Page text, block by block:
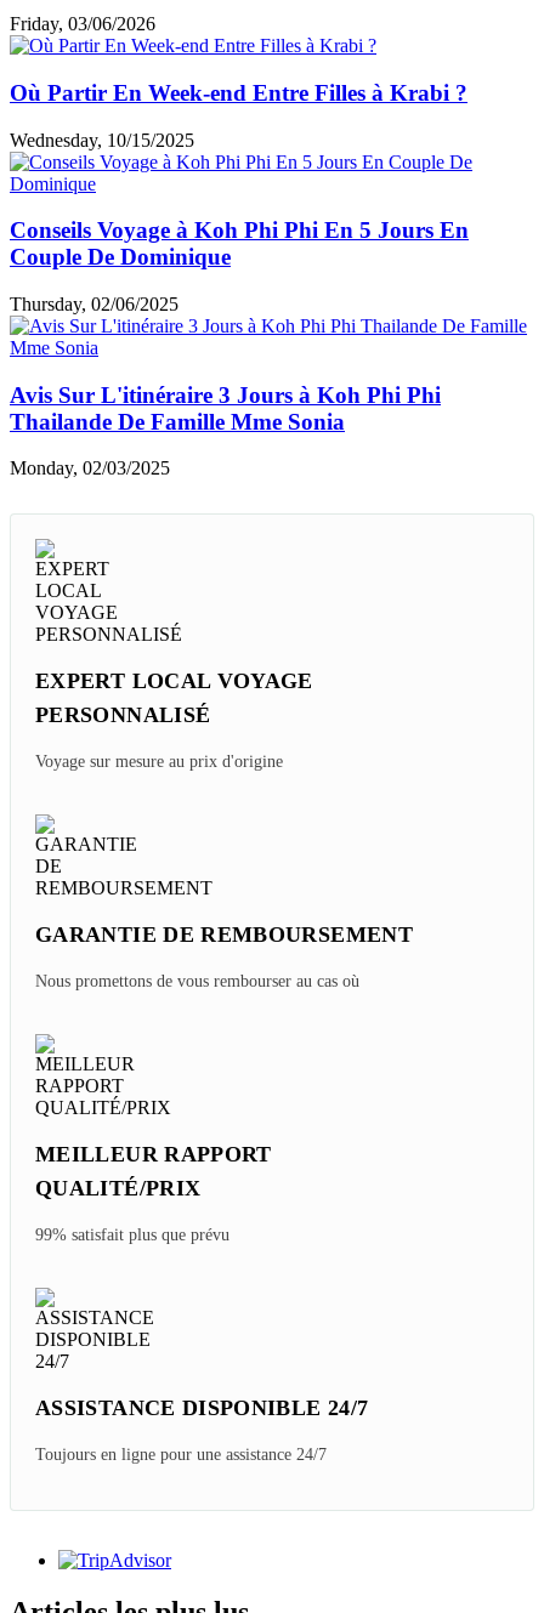
Articles similaires
Tout Savoir Sur Maya Bay Pour Vos Vacances En
Thailande
Saturday, 07/25/2026
Krabi En Avril - Que Faire à Krabi Quand Il Fait
Chaud ?
Conseils Voyage à Koh Phi Phi En 5 Jours En
Couple De Dominique
Thailande De Famille Mme Sonia
Monday, 02/03/2025
EXPERT LOCAL VOYAGE
PERSONNALISÉ
Voyage sur mesure au prix d'origine
GARANTIE DE REMBOURSEMENT
Nous promettons de vous rembourser au cas où
MEILLEUR RAPPORT